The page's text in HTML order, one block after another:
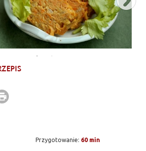
Przygotowanie: 60 min